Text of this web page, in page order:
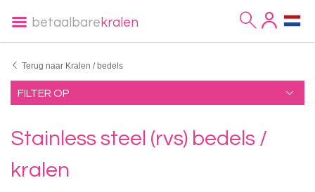
betaalbare kralen
Terug naar Kralen / bedels
FILTER OP
Stainless steel (rvs) bedels /
kralen